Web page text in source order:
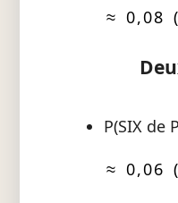
≈ 0,08
P(SIX de
≈ 0,06